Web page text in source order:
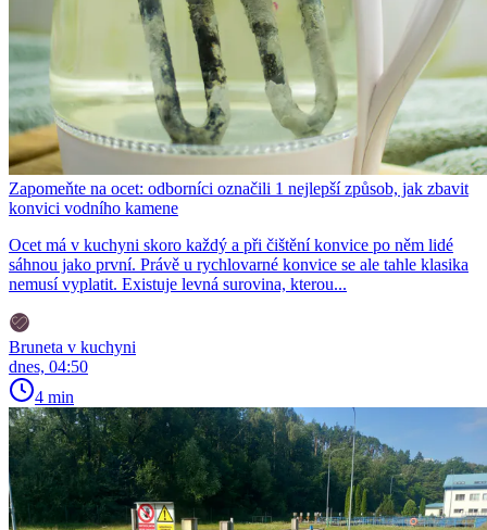
Zapomeňte na ocet: odborníci označili 1 nejlepší způsob, jak zbavit
konvici vodního kamene
Ocet má v kuchyni skoro každý a při čištění konvice po něm lidé
sáhnou jako první. Právě u rychlovarné konvice se ale tahle klasika
nemusí vyplatit. Existuje levná surovina, kterou...
Bruneta v kuchyni
dnes, 04:50
4 min